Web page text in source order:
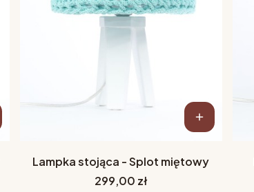
Lampka stojąca - Splot miętowy
Cena
299,00 zł